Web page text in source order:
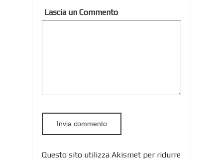
Lascia un Commento
Questo sito utilizza Akismet per ridurre